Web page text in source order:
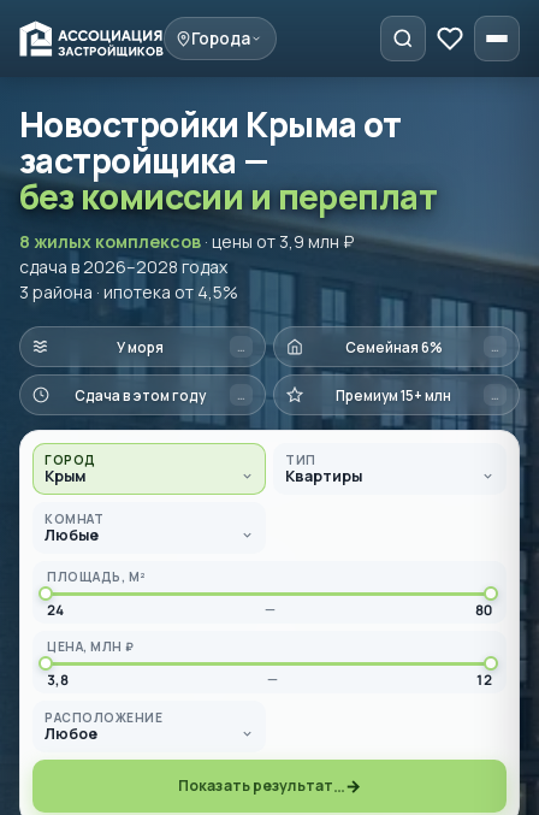
Города
Новостройки Крыма от
застройщика —
без комиссии и переплат
8 жилых комплексов · цены от 3,9 млн ₽
сдача в 2026–2028 годах
3 района · ипотека от 4,5%
У моря … Семейная 6% …
Сдача в этом году … Премиум 15+ млн …
ГОРОД
Крым
ТИП
Квартиры
КОМНАТ
Любые
ПЛОЩАДЬ, М²
24 — 80
ЦЕНА, МЛН ₽
3,8 — 12
РАСПОЛОЖЕНИЕ
Любое
Показать результат…→